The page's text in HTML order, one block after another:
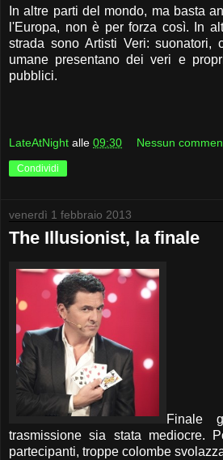
In altre parti del mondo, ma basta
l'Europa, non è per forza così. In
strada sono Artisti Veri: suonatori,
umane presentano dei veri e
pubblici.
LateAtNight alle 09:30 Nessun
Condividi
venerdì 1 febbraio 2013
The Illusionist, la finale
Finale
trasmissione sia stata mediocre.
partecipanti, troppe colombe